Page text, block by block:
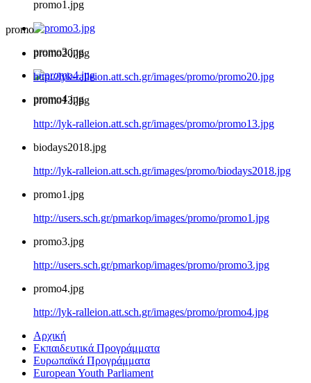
promo1.jpg
promo3.jpg
promo4.jpg
promo
promo20.jpg
http://lyk-ralleion.att.sch.gr/images/promo/promo20.jpg
promo13.jpg
http://lyk-ralleion.att.sch.gr/images/promo/promo13.jpg
biodays2018.jpg
http://lyk-ralleion.att.sch.gr/images/promo/biodays2018.jpg
promo1.jpg
http://users.sch.gr/pmarkop/images/promo/promo1.jpg
promo3.jpg
http://users.sch.gr/pmarkop/images/promo/promo3.jpg
promo4.jpg
http://lyk-ralleion.att.sch.gr/images/promo/promo4.jpg
Αρχική
Εκπαιδευτικά Προγράμματα
Ευρωπαϊκά Προγράμματα
European Youth Parliament